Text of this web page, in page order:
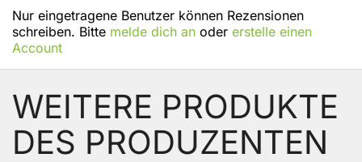
Nur eingetragene Benutzer können Rezensionen
schreiben. Bitte melde dich an oder erstelle einen
Account
WEITERE PRODUKTE
DES PRODUZENTEN